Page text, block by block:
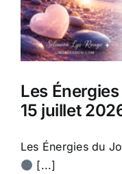
Les
15 juillet
Les Énergies du
[...]